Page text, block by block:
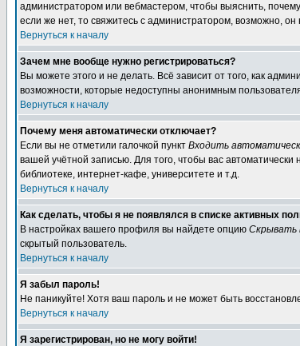
администратором или вебмастером, чтобы выяснить,
если же нет, то свяжитесь с администратором, возможно,
Вернуться к началу
Зачем мне вообще нужно регистрироваться?
Вы можете этого и не делать. Всё зависит от того, как
возможности, которые недоступны анонимным
Вернуться к началу
Почему меня автоматически отключает?
Если вы не отметили галочкой пункт Входить
вашей учётной записью. Для того, чтобы вас
библиотеке, интернет-кафе, университете и т.д.
Вернуться к началу
Как сделать, чтобы я не появлялся в списке активных
В настройках вашего профиля вы найдете опцию Скрывать
скрытый пользователь.
Вернуться к началу
Я забыл пароль!
Не паникуйте! Хотя ваш пароль и не может быть
Вернуться к началу
Я зарегистрирован, но не могу войти!